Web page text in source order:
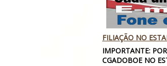
FILIAÇÃO NO
IMPORTANTE:
CGADOBOE NO